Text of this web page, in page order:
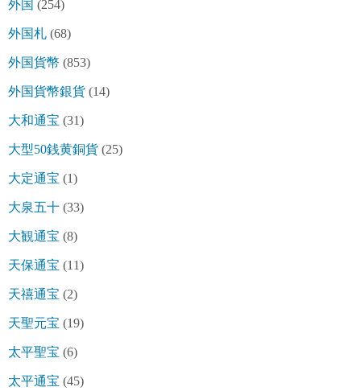
外国 (254)
外国札 (68)
外国貨幣 (853)
外国貨幣銀貨 (14)
大和通宝 (31)
大型50銭黄銅貨 (25)
大定通宝 (1)
大泉五十 (33)
大観通宝 (8)
天保通宝 (11)
天禧通宝 (2)
天聖元宝 (19)
太平聖宝 (6)
太平通宝 (45)